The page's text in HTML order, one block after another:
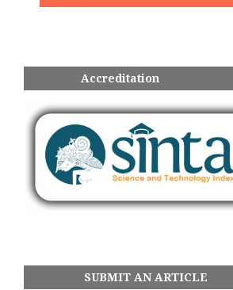
Accreditation
SUBMIT AN ARTICLE